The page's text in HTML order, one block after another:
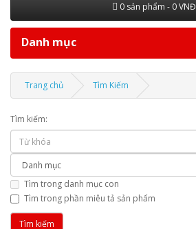
0 sản phẩm - 0 VNĐ
Danh mục
Trang chủ Tìm Kiếm
Tìm kiếm:
Tìm trong danh mục con
Tìm trong phần miêu tả sản phẩm